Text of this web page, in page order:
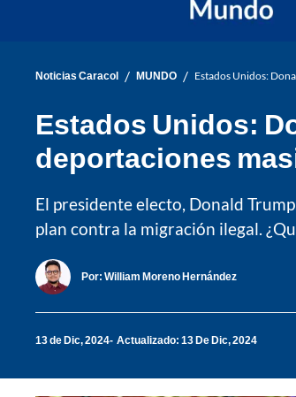
Noticias Caracol / MUNDO / Estados Unidos:
Estados Unidos:
deportaciones
El presidente electo, Donald
plan contra la migración ilegal.
Por: William Moreno Hernández
13 de Dic, 2024 Actualizado: 13 De Dic, 2024